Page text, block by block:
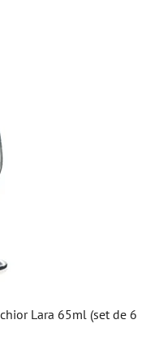
Lara 65ml (set de 6